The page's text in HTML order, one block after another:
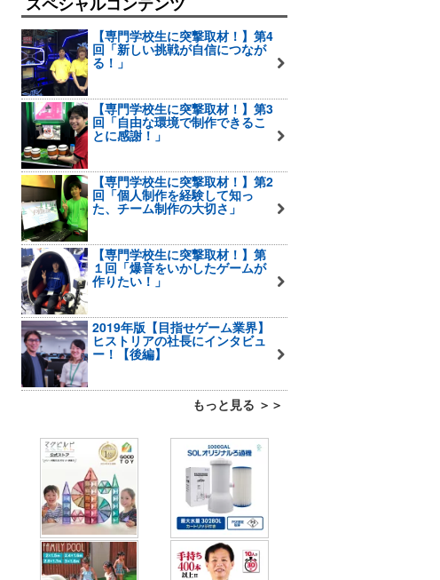
【専門学校生に突撃取材！】第4
回「新しい挑戦が自信につなが
る！」
【専門学校生に突撃取材！】第3
回「自由な環境で制作できるこ
とに感謝！」
【専門学校生に突撃取材！】第2
回「個人制作を経験して知っ
た、チーム制作の大切さ」
【専門学校生に突撃取材！】第
１回「爆音をいかしたゲームが
作りたい！」
2019年版【目指せゲーム業界】
ヒストリアの社長にインタビュ
ー！【後編】
もっと見る ＞＞